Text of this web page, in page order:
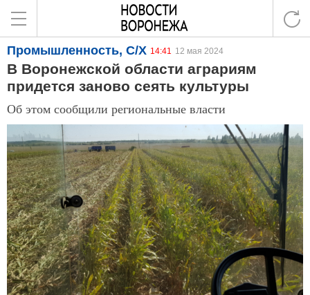
Промышленность, С/Х 14:41 12 мая 2024
В Воронежской области аграриям
придется заново сеять культуры
Об этом сообщили региональные власти